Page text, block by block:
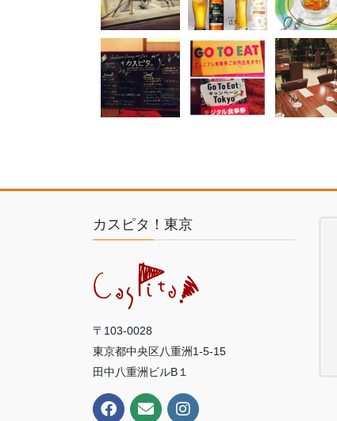
カスピタ！東京
〒103-0028
東京都中央区八重洲1-5-15
田中八重洲ビルB１